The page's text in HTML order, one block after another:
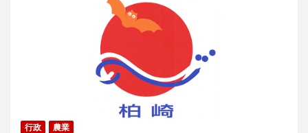
行政 農業